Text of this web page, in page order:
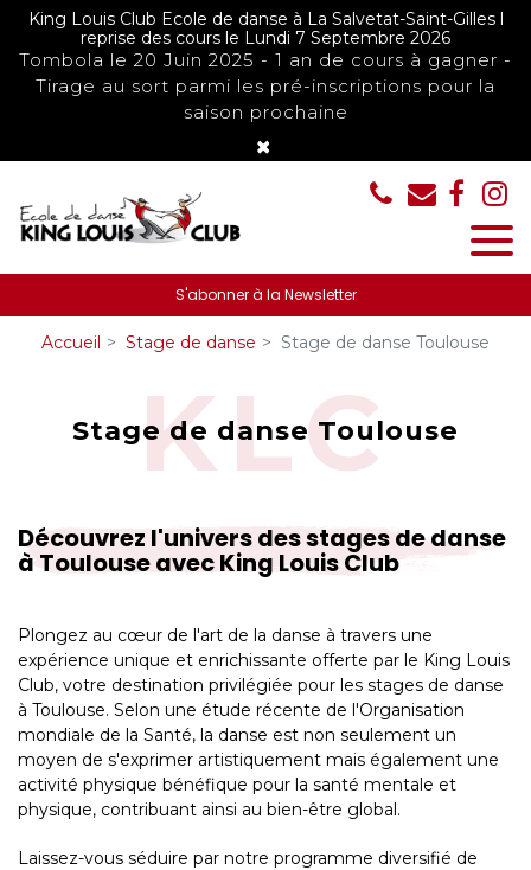
King Louis Club Ecole de danse à La Salvetat-Saint-Gilles l
reprise des cours le Lundi 7 Septembre 2026
Tombola le 20 Juin 2025 - 1 an de cours à gagner -
Tirage au sort parmi les pré-inscriptions pour la
saison prochaine
×
S'abonner à la Newsletter
Accueil Stage de danse Stage de danse Toulouse
Stage de danse Toulouse
Découvrez l'univers des stages de danse
à Toulouse avec King Louis Club
Plongez au cœur de l'art de la danse à travers une
expérience unique et enrichissante offerte par le King Louis
Club, votre destination privilégiée pour les stages de danse
à Toulouse. Selon une étude récente de l'Organisation
mondiale de la Santé, la danse est non seulement un
moyen de s'exprimer artistiquement mais également une
activité physique bénéfique pour la santé mentale et
physique, contribuant ainsi au bien-être global.
Laissez-vous séduire par notre programme diversifié de
Panneau de gestion des cookies